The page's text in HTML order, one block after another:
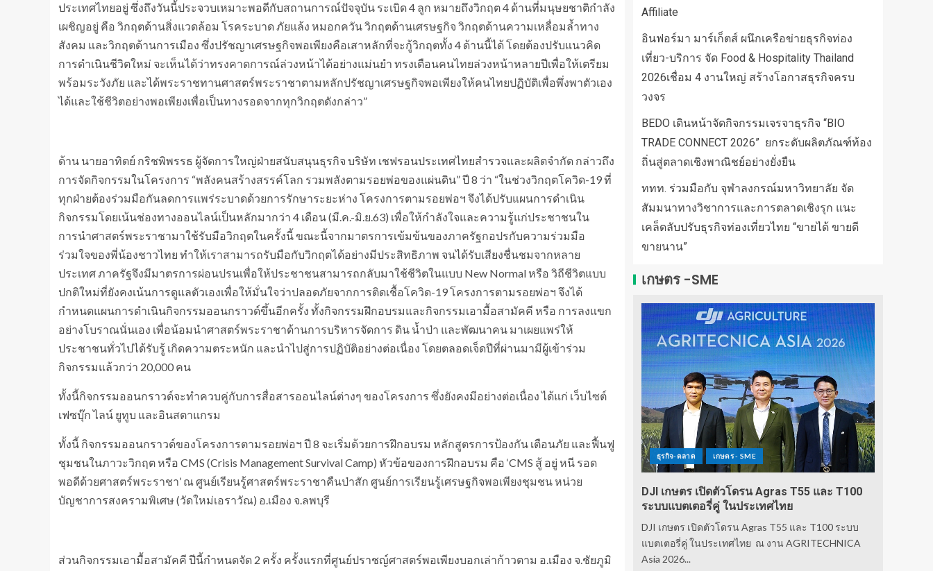
ประเทศไทยอยู่ ซึ่งถึงวันนี้ประจวบเหมาะพอดีกับสถานการณ์ปัจจุบัน ระเบิด 4 ลูก หมายถึงวิกฤต 4 ด้านที่มนุษยชาติกำลัง
เผชิญอยู่ คือ วิกฤตด้านสิ่งแวดล้อม โรคระบาด ภัยแล้ง หมอกควัน วิกฤตด้านเศรษฐกิจ วิกฤตด้านความเหลื่อมล้ำทาง
สังคม และวิกฤตด้านการเมือง ซึ่งปรัชญาเศรษฐกิจพอเพียงคือเสาหลักที่จะกู้วิกฤตทั้ง 4 ด้านนี้ได้ โดยต้องปรับแนวคิด
การดำเนินชีวิตใหม่ จะเห็นได้ว่าทรงคาดการณ์ล่วงหน้าได้อย่างแม่นยำ ทรงเตือนคนไทยล่วงหน้าหลายปีเพื่อให้เตรียม
พร้อมระวังภัย และได้พระราชทานศาสตร์พระราชาตามหลักปรัชญาเศรษฐกิจพอเพียงให้คนไทยปฏิบัติเพื่อพึ่งพาตัวเอง
ได้และใช้ชีวิตอย่างพอเพียงเพื่อเป็นทางรอดจากทุกวิกฤตดังกล่าว”
ด้าน นายอาทิตย์ กริชพิพรรธ ผู้จัดการใหญ่ฝ่ายสนับสนุนธุรกิจ บริษัท เชฟรอนประเทศไทยสำรวจและผลิตจำกัด กล่าวถึง
การจัดกิจกรรมในโครงการ “พลังคนสร้างสรรค์โลก รวมพลังตามรอยพ่อของแผ่นดิน” ปี 8 ว่า “ในช่วงวิกฤตโควิด-19 ที่
ทุกฝ่ายต้องร่วมมือกันลดการแพร่ระบาดด้วยการรักษาระยะห่าง โครงการตามรอยพ่อฯ จึงได้ปรับแผนการดำเนิน
กิจกรรมโดยเน้นช่องทางออนไลน์เป็นหลักมากว่า 4 เดือน (มี.ค.-มิ.ย.63) เพื่อให้กำลังใจและความรู้แก่ประชาชนใน
การนำศาสตร์พระราชามาใช้รับมือวิกฤตในครั้งนี้ ขณะนี้จากมาตรการเข้มข้นของภาครัฐกอปรกับความร่วมมือ
ร่วมใจของพี่น้องชาวไทย ทำให้เราสามารถรับมือกับวิกฤตได้อย่างมีประสิทธิภาพ จนได้รับเสียงชื่นชมจากหลาย
ประเทศ ภาครัฐจึงมีมาตรการผ่อนปรนเพื่อให้ประชาชนสามารถกลับมาใช้ชีวิตในแบบ New Normal หรือ วิถีชีวิตแบบ
ปกติใหม่ที่ยังคงเน้นการดูแลตัวเองเพื่อให้มั่นใจว่าปลอดภัยจากการติดเชื้อโควิด-19 โครงการตามรอยพ่อฯ จึงได้
กำหนดแผนการดำเนินกิจกรรมออนกราวด์ขึ้นอีกครั้ง ทั้งกิจกรรมฝึกอบรมและกิจกรรมเอามื้อสามัคคี หรือ การลงแขก
อย่างโบราณนั่นเอง เพื่อน้อมนำศาสตร์พระราชาด้านการบริหารจัดการ ดิน น้ำป่า และพัฒนาคน มาเผยแพร่ให้
ประชาชนทั่วไปได้รับรู้ เกิดความตระหนัก และนำไปสู่การปฏิบัติอย่างต่อเนื่อง โดยตลอดเจ็ดปีที่ผ่านมามีผู้เข้าร่วม
กิจกรรมแล้วกว่า 20,000 คน
ทั้งนี้กิจกรรมออนกราวด์จะทำควบคู่กับการสื่อสารออนไลน์ต่างๆ ของโครงการ ซึ่งยังคงมีอย่างต่อเนื่อง ได้แก่ เว็บไซต์
เฟซบุ๊ก ไลน์ ยูทูบ และอินสตาแกรม
ทั้งนี้ กิจกรรมออนกราวด์ของโครงการตามรอยพ่อฯ ปี 8 จะเริ่มด้วยการฝึกอบรม หลักสูตรการป้องกัน เตือนภัย และฟื้นฟู
ชุมชนในภาวะวิกฤต หรือ CMS (Crisis Management Survival Camp) หัวข้อของการฝึกอบรม คือ ‘CMS สู้ อยู่ หนี รอด
พอดีด้วยศาสตร์พระราชา’ ณ ศูนย์เรียนรู้ศาสตร์พระราชาคืนป่าสัก ศูนย์การเรียนรู้เศรษฐกิจพอเพียงชุมชน หน่วย
บัญชาการสงครามพิเศษ (วัดใหม่เอราวัณ) อ.เมือง จ.ลพบุรี
ส่วนกิจกรรมเอามื้อสามัคคี ปีนี้กำหนดจัด 2 ครั้ง ครั้งแรกที่ศูนย์ปราชญ์ศาสตร์พอเพียงบอกเล่าก้าวตาม อ.เมือง จ.ชัยภูมิ
Affiliate
อินฟอร์มา มาร์เก็ตส์ ผนึกเครือข่ายธุรกิจท่อง
เที่ยว-บริการ จัด Food & Hospitality Thailand
2026เชื่อม 4 งานใหญ่ สร้างโอกาสธุรกิจครบ
วงจร
BEDO เดินหน้าจัดกิจกรรมเจรจาธุรกิจ “BIO
TRADE CONNECT 2026” ยกระดับผลิตภัณฑ์ท้อง
ถิ่นสู่ตลาดเชิงพาณิชย์อย่างยั่งยืน
ททท. ร่วมมือกับ จุฬาลงกรณ์มหาวิทยาลัย จัด
สัมมนาทางวิชาการและการตลาดเชิงรุก แนะ
เคล็ดลับปรับธุรกิจท่องเที่ยวไทย “ขายได้ ขายดี
ขายนาน”
เกษตร -SME
ธุรกิจ-ตลาด เกษตร - SME
DJI เกษตร เปิดตัวโดรน Agras T55 และ T100
ระบบแบตเตอรี่คู่ ในประเทศไทย
DJI เกษตร เปิดตัวโดรน Agras T55 และ T100 ระบบ
แบตเตอรี่คู่ ในประเทศไทย ณ งาน AGRITECHNICA
Asia 2026...